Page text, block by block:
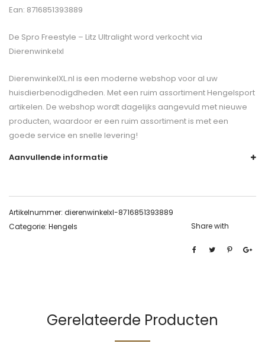
Ean: 8716851393889
De Spro Freestyle – Litz Ultralightword verkocht via
Dierenwinkelxl
DierenwinkelXL.nl is een moderne webshop voor al uw
huisdierbenodigdheden. Met een ruim assortiment Hengelsport
artikelen. De webshop wordt dagelijks aangevuld met nieuwe
producten, waardoor er een ruim assortiment is met een
goede service en snelle levering!
Aanvullende informatie
Artikelnummer: dierenwinkelxl-8716851393889
Categorie: Hengels Share with
Gerelateerde Producten